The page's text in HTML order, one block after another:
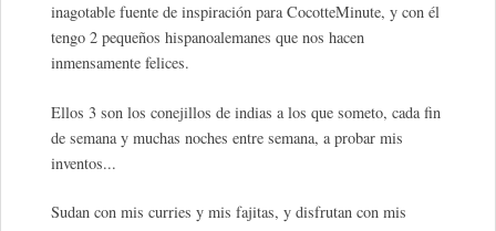
inagotable fuente de inspiración para CocotteMinute, y con él
tengo 2 pequeños hispanoalemanes que nos hacen
inmensamente felices.
Ellos 3 son los conejillos de indias a los que someto, cada fin
de semana y muchas noches entre semana, a probar mis
inventos...
Sudan con mis curries y mis fajitas, y disfrutan con mis